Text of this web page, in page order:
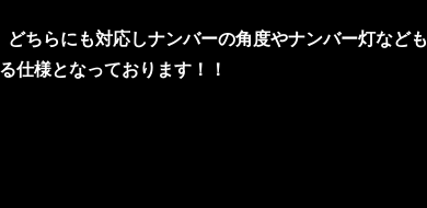
ちらにも対応しナンバーの角度やナンバー灯なども
仕様となっております！！